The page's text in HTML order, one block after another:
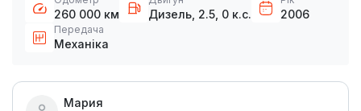
260 000 км Дизель, 2.5, 0 к.с. 2006
Передача
Механіка
Мария